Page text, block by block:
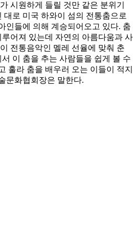
시원하게 들릴 것만 같은 분위기
대로 미국 하와이 섬의 전통춤으로
인들에 의해 계승되어오고 있다. 춤
어져 있는데 자연의 아름다움과 사
전통음악인 멜레 선율에 맞춰 춘
이 춤을 추는 사람들을 쉽게 볼 수
훌라 춤을 배우러 오는 이들이 적지
문화협회장은 말한다.